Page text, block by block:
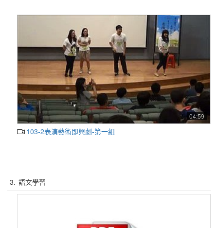
04:59
103-2表演藝術即興劇-第一組
3. 語文學習